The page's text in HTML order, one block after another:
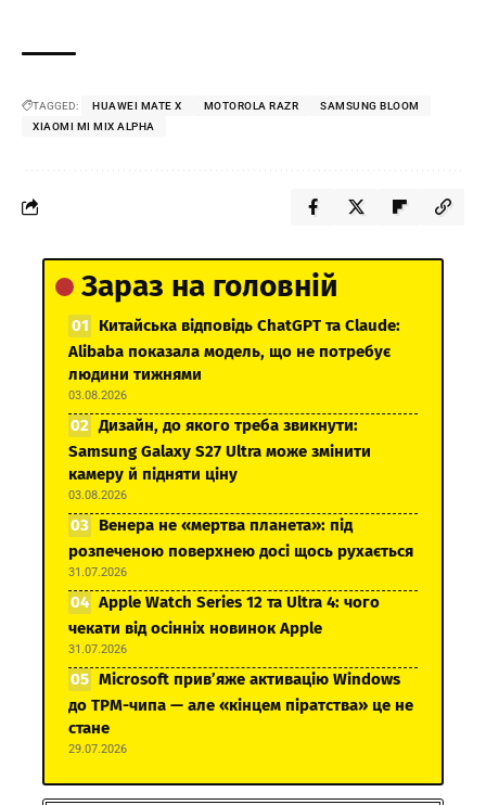
TAGGED: HUAWEI MATE X MOTOROLA RAZR
SAMSUNG BLOOM
XIAOMI MI MIX ALPHA
Зараз на головній
Китайська відповідь ChatGPT та Claude:
Alibaba показала модель, що не потребує
людини тижнями
03.08.2026
Дизайн, до якого треба звикнути:
Samsung Galaxy S27 Ultra може змінити
камеру й підняти ціну
03.08.2026
Венера не «мертва планета»: під
розпеченою поверхнею досі щось рухається
31.07.2026
Apple Watch Series 12 та Ultra 4: чого
чекати від осінніх новинок Apple
31.07.2026
Microsoft прив’яже активацію Windows
до TPM-чипа — але «кінцем піратства» це не
стане
29.07.2026